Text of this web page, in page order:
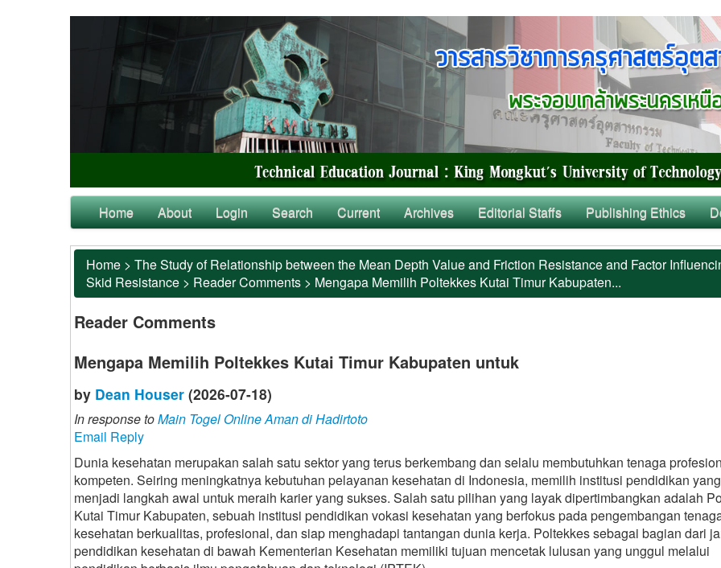
Home About Login Search Current Archives Editorial Staffs Publishing Ethics
Home > The Study of Relationship between the Mean Depth Value and Friction Resistance and Factor
Skid Resistance > Reader Comments > Mengapa Memilih Poltekkes Kutai Timur Kabupaten...
Reader Comments
Mengapa Memilih Poltekkes Kutai Timur Kabupaten untuk
by Dean Houser (2026-07-18)
In response toMain Togel Online Aman di Hadirtoto
Email Reply
Dunia kesehatan merupakan salah satu sektor yang terus berkembang dan selalu membutuhkan tenaga
kompeten. Seiring meningkatnya kebutuhan pelayanan kesehatan di Indonesia, memilih institusi pendidikan
menjadi langkah awal untuk meraih karier yang sukses. Salah satu pilihan yang layak dipertimbangkan adalah
Kutai Timur Kabupaten, sebuah institusi pendidikan vokasi kesehatan yang berfokus pada pengembangan
kesehatan berkualitas, profesional, dan siap menghadapi tantangan dunia kerja. Poltekkes sebagai bagian dari
pendidikan kesehatan di bawah Kementerian Kesehatan memiliki tujuan mencetak lulusan yang unggul melalui